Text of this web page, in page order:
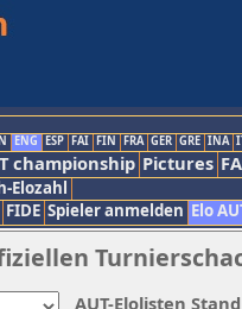
ENG ESP FAI FIN FRA GER GRE INA
championship Pictures
Elozahl
FIDE Spieler anmelden Elo
AUT-Elolisten